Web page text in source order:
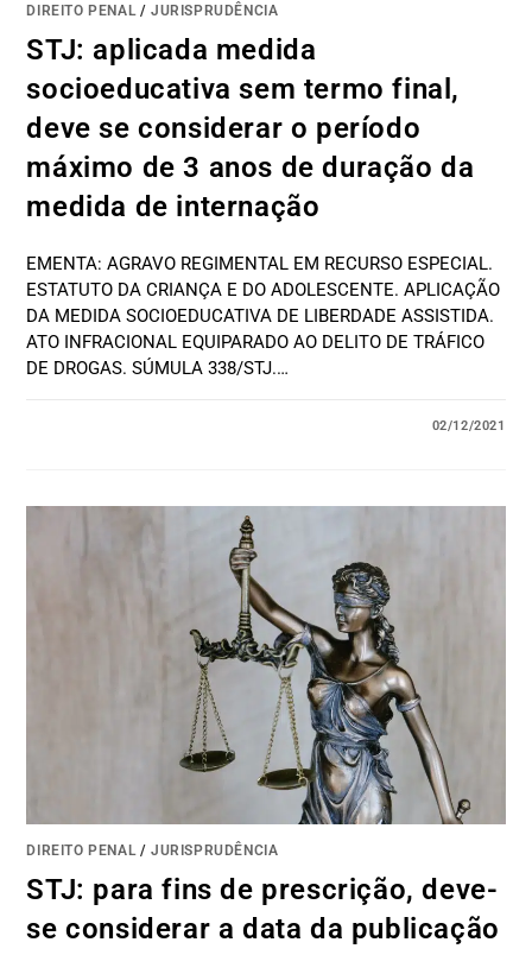
DIREITO PENAL /JURISPRUDÊNCIA
STJ: aplicada medida
socioeducativa sem termo final,
deve se considerar o período
máximo de 3 anos de duração da
medida de internação
EMENTA: AGRAVO REGIMENTAL EM RECURSO ESPECIAL.
ESTATUTO DA CRIANÇA E DO ADOLESCENTE. APLICAÇÃO
DA MEDIDA SOCIOEDUCATIVA DE LIBERDADE ASSISTIDA.
ATO INFRACIONAL EQUIPARADO AO DELITO DE TRÁFICO
DE DROGAS. SÚMULA 338/STJ.…
02/12/2021
DIREITO PENAL/JURISPRUDÊNCIA
STJ: para fins de prescrição, deve-
se considerar a data da publicação